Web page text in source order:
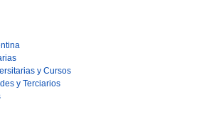
y Cursos
y Terciarios